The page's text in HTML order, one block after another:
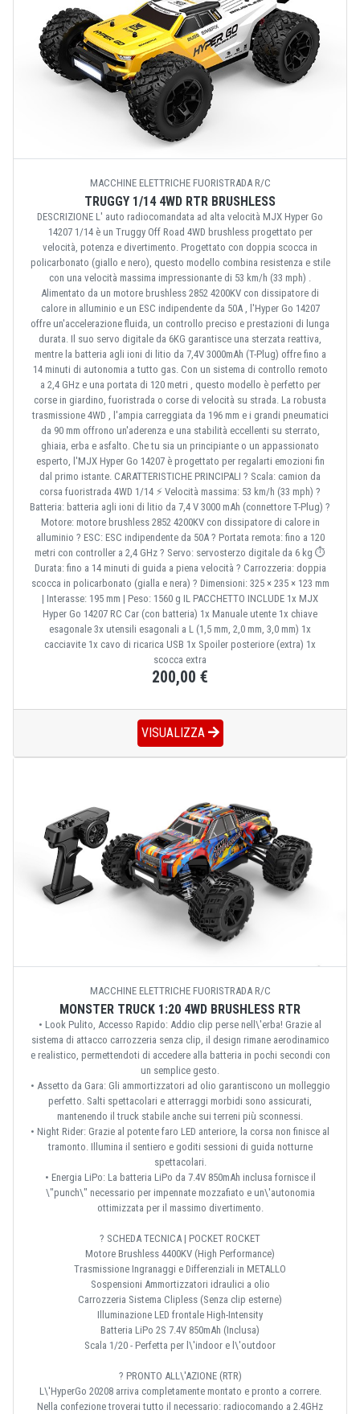
MACCHINE ELETTRICHE FUORISTRADA R/C
TRUGGY 1/14 4WD RTR BRUSHLESS
DESCRIZIONE L' auto radiocomandata ad alta velocità MJX Hyper Go
14207 1/14 è un Truggy Off Road 4WD brushless progettato per
velocità, potenza e divertimento. Progettato con doppia scocca in
policarbonato (giallo e nero), questo modello combina resistenza e stile
con una velocità massima impressionante di 53 km/h (33 mph) .
Alimentato da un motore brushless 2852 4200KV con dissipatore di
calore in alluminio e un ESC indipendente da 50A , l'Hyper Go 14207
offre un'accelerazione fluida, un controllo preciso e prestazioni di lunga
durata. Il suo servo digitale da 6KG garantisce una sterzata reattiva,
mentre la batteria agli ioni di litio da 7,4V 3000mAh (T-Plug) offre fino a
14 minuti di autonomia a tutto gas. Con un sistema di controllo remoto
a 2,4 GHz e una portata di 120 metri , questo modello è perfetto per
corse in giardino, fuoristrada o corse di velocità su strada. La robusta
trasmissione 4WD , l'ampia carreggiata da 196 mm e i grandi pneumatici
da 90 mm offrono un'aderenza e una stabilità eccellenti su sterrato,
ghiaia, erba e asfalto. Che tu sia un principiante o un appassionato
esperto, l'MJX Hyper Go 14207 è progettato per regalarti emozioni fin
dal primo istante. CARATTERISTICHE PRINCIPALI ? Scala: camion da
corsa fuoristrada 4WD 1/14 ⚡ Velocità massima: 53 km/h (33 mph) ?
Batteria: batteria agli ioni di litio da 7,4 V 3000 mAh (connettore T-Plug) ?
Motore: motore brushless 2852 4200KV con dissipatore di calore in
alluminio ? ESC: ESC indipendente da 50A ?️ Portata remota: fino a 120
metri con controller a 2,4 GHz ?️ Servo: servosterzo digitale da 6 kg ⏱️
Durata: fino a 14 minuti di guida a piena velocità ? Carrozzeria: doppia
scocca in policarbonato (gialla e nera) ? Dimensioni: 325 × 235 × 123 mm
| Interasse: 195 mm | Peso: 1560 g IL PACCHETTO INCLUDE 1x MJX
Hyper Go 14207 RC Car (con batteria) 1x Manuale utente 1x chiave
esagonale 3x utensili esagonali a L (1,5 mm, 2,0 mm, 3,0 mm) 1x
cacciavite 1x cavo di ricarica USB 1x Spoiler posteriore (extra) 1x
scocca extra
200,00 €
VISUALIZZA
MACCHINE ELETTRICHE FUORISTRADA R/C
MONSTER TRUCK 1:20 4WD BRUSHLESS RTR
• Look Pulito, Accesso Rapido: Addio clip perse nell\'erba! Grazie al
sistema di attacco carrozzeria senza clip, il design rimane aerodinamico
e realistico, permettendoti di accedere alla batteria in pochi secondi con
un semplice gesto.
• Assetto da Gara: Gli ammortizzatori ad olio garantiscono un molleggio
perfetto. Salti spettacolari e atterraggi morbidi sono assicurati,
mantenendo il truck stabile anche sui terreni più sconnessi.
• Night Rider: Grazie al potente faro LED anteriore, la corsa non finisce al
tramonto. Illumina il sentiero e goditi sessioni di guida notturne
spettacolari.
• Energia LiPo: La batteria LiPo da 7.4V 850mAh inclusa fornisce il
\"punch\" necessario per impennate mozzafiato e un\'autonomia
ottimizzata per il massimo divertimento.
? SCHEDA TECNICA | POCKET ROCKET
Motore Brushless 4400KV (High Performance)
Trasmissione Ingranaggi e Differenziali in METALLO
Sospensioni Ammortizzatori idraulici a olio
Carrozzeria Sistema Clipless (Senza clip esterne)
Illuminazione LED frontale High-Intensity
Batteria LiPo 2S 7.4V 850mAh (Inclusa)
Scala 1/20 - Perfetta per l\'indoor e l\'outdoor
? PRONTO ALL\'AZIONE (RTR)
L\'HyperGo 20208 arriva completamente montato e pronto a correre.
Nella confezione troverai tutto il necessario: radiocomando a 2.4GHz